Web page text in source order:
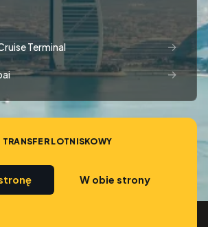
Terminal →
→
TRANSFER LOTNISKOWY
W obie strony